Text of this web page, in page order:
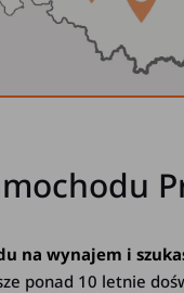
na wynajem i
ponad 10 letnie